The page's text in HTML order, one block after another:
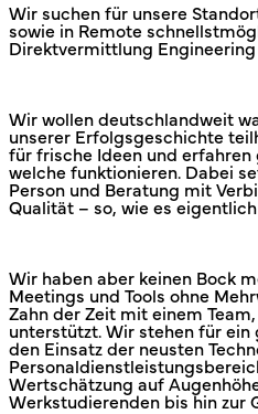
Wir suchen für unsere
sowie in Remote
Direktvermittlung Engineering
Wir wollen deutschlandweit
unserer Erfolgsgeschichte
für frische Ideen und erfahren
welche funktionieren. Dabei
Person und Beratung mit
Qualität – so, wie es
Wir haben aber keinen Bock
Meetings und Tools ohne
Zahn der Zeit mit einem
unterstützt. Wir stehen für ein
den Einsatz der neusten
Wertschätzung auf
Werkstudierenden bis hin zur